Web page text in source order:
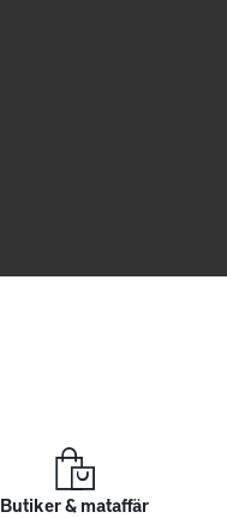
Butiker & mataffär